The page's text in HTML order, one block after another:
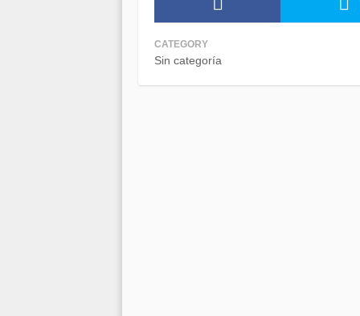
CATEGORY
Sin categoría